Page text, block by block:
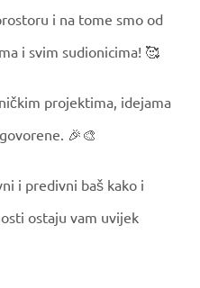
i na tome smo od
i svim sudionicima! 🥰
projektima, idejama
🎉🎨
i predivni baš kako i
ostaju vam uvijek